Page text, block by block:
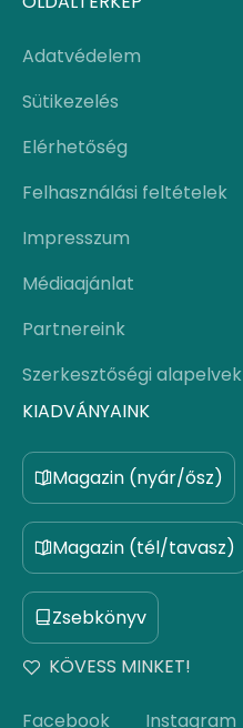
Adatvédelem
Sütikezelés
Elérhetőség
Felhasználási feltételek
Impresszum
Médiaajánlat
Partnereink
Szerkesztőségi alapelvek
KIADVÁNYAINK
Magazin (nyár/ősz)
Magazin (tél/tavasz)
Zsebkönyv
KÖVESS MINKET!
Facebook Instagram